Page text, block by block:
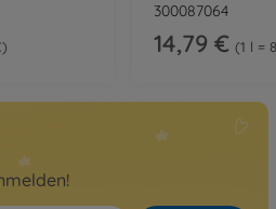
300087064
14,79 € 1 l =